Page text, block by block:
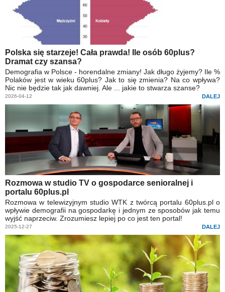
Polska się starzeje! Cała prawda! Ile osób 60plus?
Dramat czy szansa?
Demografia w Polsce - horendalne zmiany! Jak długo żyjemy? Ile %
Polaków jest w wieku 60plus? Jak to się zmienia? Na co wpływa?
Nic nie będzie tak jak dawniej. Ale ... jakie to stwarza szanse?
2026-04-12 DALEJ
Rozmowa w studio TV o gospodarce senioralnej i
portalu 60plus.pl
Rozmowa w telewizyjnym studio WTK z twórcą portalu 60plus.pl o
wpływie demografii na gospodarkę i jednym ze sposobów jak temu
wyjść naprzeciw. Zrozumiesz lepiej po co jest ten portal!
2025-12-27 DALEJ